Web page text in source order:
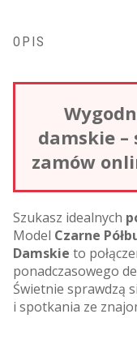
OPIS
damskie –
zamów
Szukasz idealnych
Model Czarne
Damskie to
ponadczasowego
Świetnie sprawdzą
i spotkania ze